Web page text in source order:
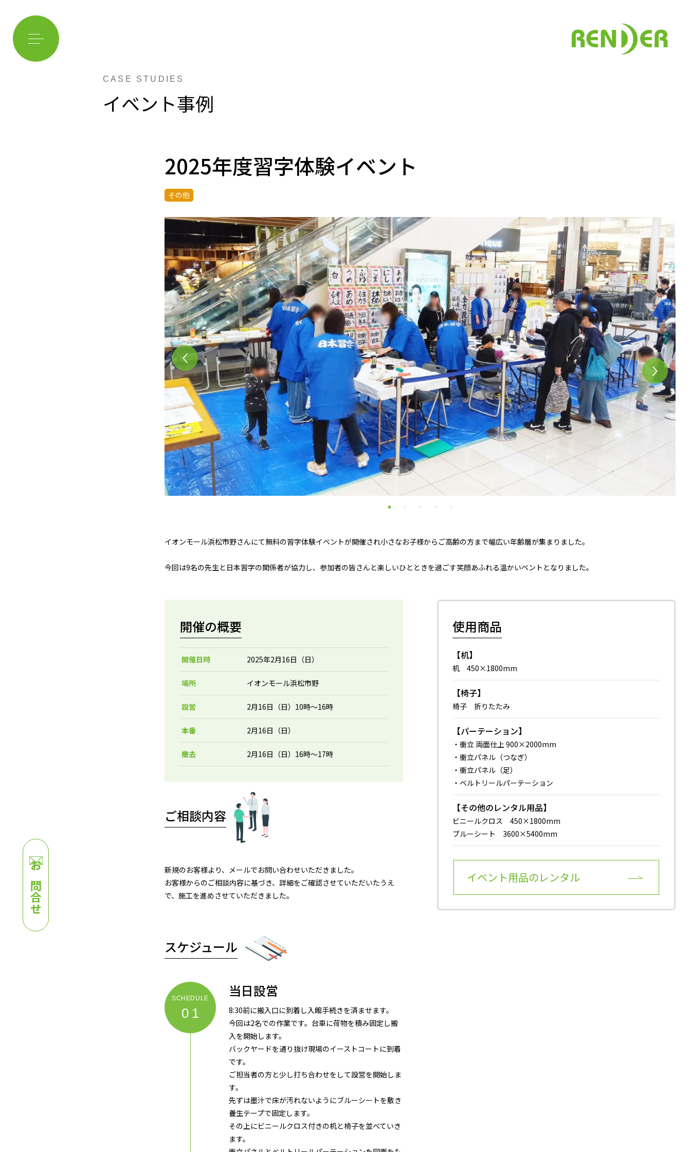
お問合せ
CASE STUDIES
イベント事例
2025年度習字体験イベント
その他
イオンモール浜松市野さんにて無料の習字体験イベントが開催され小さなお子様からご高齢の方まで幅広い年齢層が集まりました。
今回は9名の先生と日本習字の関係者が協力し、参加者の皆さんと楽しいひとときを過ごす笑顔あふれる温かいベントとなりました。
開催の概要
開催日時 2025年2月16日（日）
場所 イオンモール浜松市野
設営 2月16日（日）10時～16時
本番 2月16日（日）
撤去 2月16日（日）16時～17時
ご相談内容
新規のお客様より、メールでお問い合わせいただきました。
お客様からのご相談内容に基づき、詳細をご確認させていただいたうえ
で、施工を進めさせていただきました。
スケジュール
01
当日設営
8:30前に搬入口に到着し入館手続きを済ませます。
今回は2名での作業です。台車に荷物を積み固定し搬
入を開始します。
バックヤードを通り抜け現場のイーストコートに到着
です。
ご担当者の方と少し打ち合わせをして設営を開始しま
す。
先ずは墨汁で床が汚れないようにブルーシートを敷き
養生テープで固定します。
その上にビニールクロス付きの机と椅子を並べていき
ます。
使用商品
【机】
机 450×1800mm
【椅子】
椅子 折りたたみ
【パーテーション】
・衝立 両面仕上 900×2000mm
・衝立パネル（つなぎ）
・衝立パネル（足）
・ベルトリールパーテーション
【その他のレンタル用品】
ビニールクロス 450×1800mm
ブルーシート 3600×5400mm
イベント用品のレンタル